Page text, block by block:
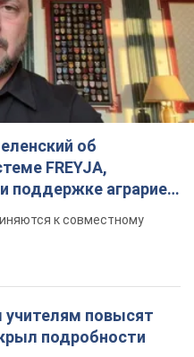
об
FREYJA,
поддержке аграриев.
к совместному
учителям повысят
подробности